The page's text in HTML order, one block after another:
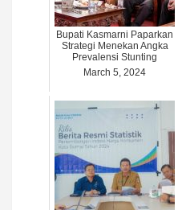
Bupati Kasmarni Paparkan
Strategi Menekan Angka
Prevalensi Stunting
March 5, 2024